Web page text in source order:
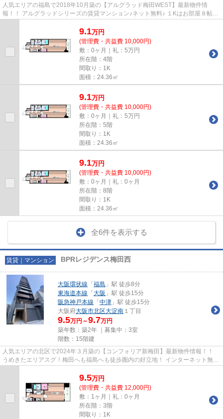
人気エリアの福島で2018年10月築の【アルグラッド梅田WEST】最新物件情
報！！ アルグラッドシリーズの賃貸マンション♪ネット無料♪ １Kはお部屋８帖と
9.1万円
(管理費・共益費 10,000円)
敷：0ヶ月｜礼：5万円
所在階：4階
間取り：1K
面積：24.36㎡
9.1万円
(管理費・共益費 10,000円)
敷：0ヶ月｜礼：5万円
所在階：5階
間取り：1K
面積：24.36㎡
9.1万円
(管理費・共益費 10,000円)
敷：0ヶ月｜礼：0ヶ月
所在階：8階
間取り：1K
面積：24.36㎡
全6件を表示する
賃貸｜マンション BPRレジデンス梅田西
大阪環状線 「 福島 」駅 徒歩8分
東海道本線 「 大阪 」駅 徒歩15分
阪急神戸本線 「 中津 」駅 徒歩15分
大阪府大阪市北区大淀南 １丁目
9.5万円～9.7万円
築年数：築2年 ｜募集中： 3室
階数：15階建
人気エリアの北区で2024年３月築の【コンフォリア新梅田】最新物件情報！！
うめきたエリアスグ！梅田へも福島へも徒歩圏内の好立地！ インターネット無
9.5万円
(管理費・共益費 12,000円)
敷：1ヶ月｜礼：0ヶ月
所在階：3階
間取り：1K